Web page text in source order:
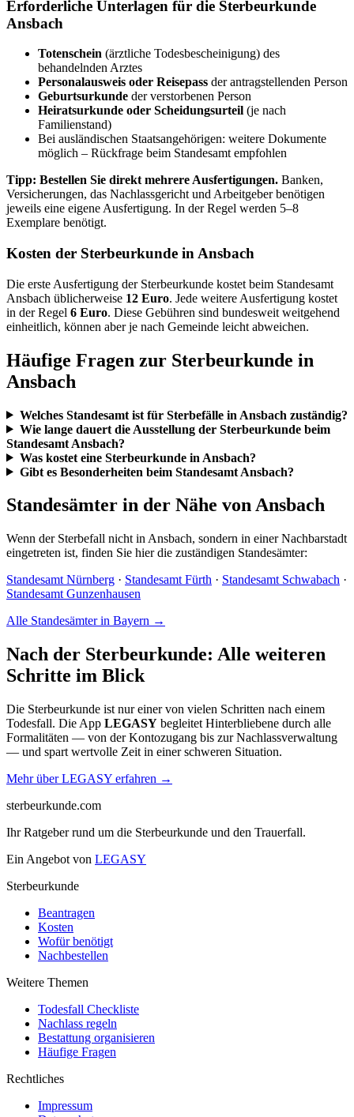
Erforderliche Unterlagen für die Sterbeurkunde
Ansbach
Totenschein (ärztliche Todesbescheinigung) des
behandelnden Arztes
Personalausweis oder Reisepass der antragstellenden Person
Geburtsurkunde der verstorbenen Person
Heiratsurkunde oder Scheidungsurteil (je nach
Familienstand)
Bei ausländischen Staatsangehörigen: weitere Dokumente
möglich – Rückfrage beim Standesamt empfohlen
Tipp: Bestellen Sie direkt mehrere Ausfertigungen. Banken,
Versicherungen, das Nachlassgericht und Arbeitgeber benötigen
jeweils eine eigene Ausfertigung. In der Regel werden 5–8
Exemplare benötigt.
Kosten der Sterbeurkunde in Ansbach
Die erste Ausfertigung der Sterbeurkunde kostet beim Standesamt
Ansbach üblicherweise 12 Euro. Jede weitere Ausfertigung kostet
in der Regel 6 Euro. Diese Gebühren sind bundesweit weitgehend
einheitlich, können aber je nach Gemeinde leicht abweichen.
Häufige Fragen zur Sterbeurkunde in
Ansbach
Welches Standesamt ist für Sterbefälle in Ansbach zuständig?
Wie lange dauert die Ausstellung der Sterbeurkunde beim
Standesamt Ansbach?
Was kostet eine Sterbeurkunde in Ansbach?
Gibt es Besonderheiten beim Standesamt Ansbach?
Standesämter in der Nähe von Ansbach
Wenn der Sterbefall nicht in Ansbach, sondern in einer Nachbarstadt
eingetreten ist, finden Sie hier die zuständigen Standesämter:
Standesamt Nürnberg · Standesamt Fürth · Standesamt Schwabach ·
Standesamt Gunzenhausen
Alle Standesämter in Bayern →
Nach der Sterbeurkunde: Alle weiteren
Schritte im Blick
Die Sterbeurkunde ist nur einer von vielen Schritten nach einem
Todesfall. Die App LEGASY begleitet Hinterbliebene durch alle
Formalitäten — von der Kontozugang bis zur Nachlassverwaltung
— und spart wertvolle Zeit in einer schweren Situation.
Mehr über LEGASY erfahren →
sterbeurkunde.com
Ihr Ratgeber rund um die Sterbeurkunde und den Trauerfall.
Ein Angebot von LEGASY
Sterbeurkunde
Beantragen
Kosten
Wofür benötigt
Nachbestellen
Weitere Themen
Todesfall Checkliste
Nachlass regeln
Bestattung organisieren
Häufige Fragen
Rechtliches
Impressum